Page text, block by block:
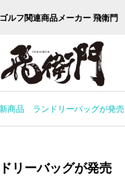
ルフ関連商品メーカー 飛衛門
新商品 ランドリーバッグが発売
リーバッグが発売